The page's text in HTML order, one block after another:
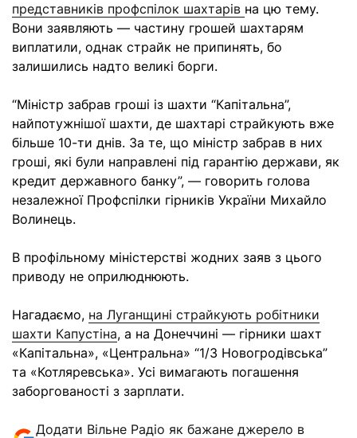
представників профспілок шахтарів на цю тему.
Вони заявляють — частину грошей шахтарям
виплатили, однак страйк не припинять, бо
залишились надто великі борги.
“Міністр забрав гроші із шахти “Капітальна”,
найпотужнішої шахти, де шахтарі страйкують вже
більше 10-ти днів. За те, що міністр забрав в них
гроші, які були направлені під гарантію держави, як
кредит державного банку”, — говорить голова
незалежної Профспілки гірників України Михайло
Волинець.
В профільному міністерстві жодних заяв з цього
приводу не оприлюднюють.
Нагадаємо, на Луганщині страйкують робітники
шахти Капустіна, а на Донеччині — гірники шахт
«Капітальна», «Центральна» “1/3 Новогродівська”
та «Котляревська». Усі вимагають погашення
заборгованості з зарплати.
Додати Вільне Радіо як бажане джерело в